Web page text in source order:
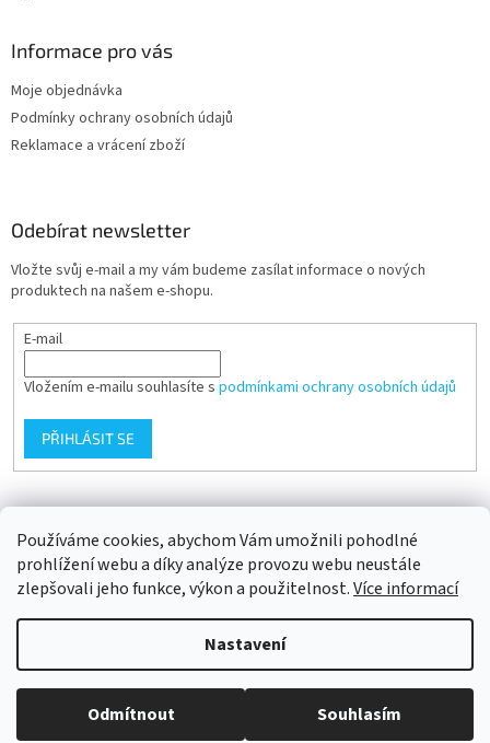
Používáme cookies, abychom Vám umožnili pohodlné
prohlížení webu a díky analýze provozu webu neustále
zlepšovali jeho funkce, výkon a použitelnost.Více informací
Nastavení
Odmítnout Souhlasím
Informace pro vás
Moje objednávka
Podmínky ochrany osobních údajů
Reklamace a vrácení zboží
Odebírat newsletter
Vložte svůj e-mail a my vám budeme zasílat informace o nových
produktech na našem e-shopu.
E-mail
Vložením e-mailu souhlasíte s podmínkami ochrany osobních údajů
PŘIHLÁSIT SE
Vytvořil Shoptet
Copyright 2026AWF® STORE . Všechna práva vyhrazena.
nastavení cookies